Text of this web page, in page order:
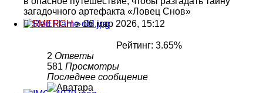
загадочного артефакта «Ловец Снов»
SMERCH»06 мар 2026, 15:12
Рейтинг: 3.65%
2 Ответы
581 Просмотры
Последнее сообщение